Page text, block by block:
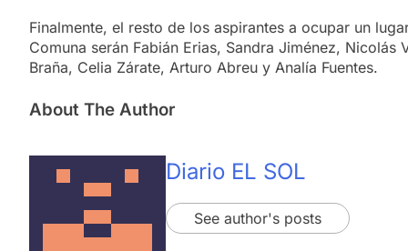
Finalmente, el resto de los aspirantes a ocupar un
Comuna serán Fabián Erias, Sandra Jiménez, Nicolás
Braña, Celia Zárate, Arturo Abreu y Analía Fuentes.
About The Author
Diario EL SOL
See author's posts